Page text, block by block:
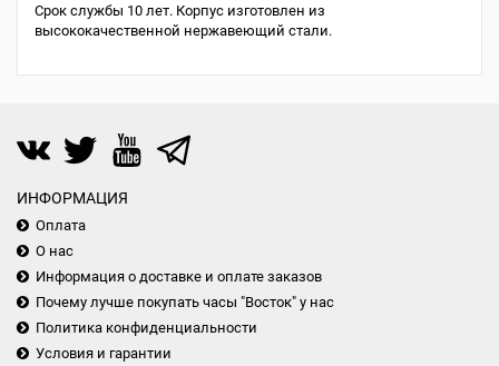
Срок службы 10 лет. Корпус изготовлен из
высококачественной нержавеющий стали.
ИНФОРМАЦИЯ
Оплата
О нас
Информация о доставке и оплате заказов
Почему лучше покупать часы "Восток" у нас
Политика конфиденциальности
Условия и гарантии